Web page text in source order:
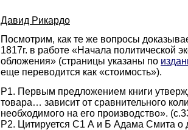
Давид Рикардо
Посмотрим, как те же вопросы
1817г. в работе «Начала политической
обложения» (страницы указаны по
еще переводится как «стоимость»).
Р1. Первым предложением книги
товара… зависит от сравнительного
необходимого на его производство».
Р2. Цитируется С1 А и Б Адама Смита о